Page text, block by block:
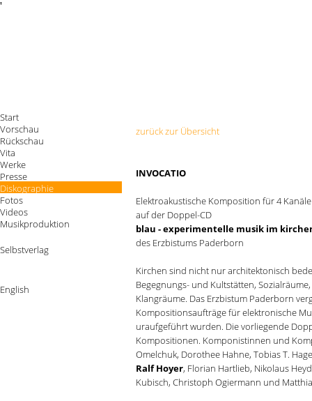
'
Start
Vorschau
Rückschau
Vita
Werke
Presse
Diskographie
Fotos
Videos
Musikproduktion
Selbstverlag
English
zurück zur Übersicht
INVOCATIO
Elektroakustische Komposition für 4
auf der Doppel-CD
blau - experimentelle musik im
des Erzbistums Paderborn
Kirchen sind nicht nur architektonisch
Begegnungs- und Kultstätten,
Klangräume. Das Erzbistum Paderborn
Kompositionsaufträge für elektronische
uraufgeführt wurden. Die vorliegende
Kompositionen. Komponistinnen und
Omelchuk, Dorothee Hahne, Tobias T.
Ralf Hoyer, Florian Hartlieb, Nikolaus
Kubisch, Christoph Ogiermann und